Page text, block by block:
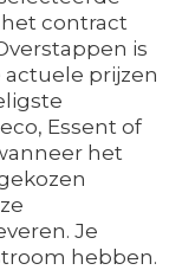
contract
is
prijzen
Essent of
het
Je
hebben.